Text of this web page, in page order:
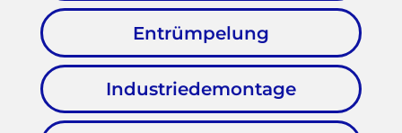
Entrümpelung
Industriedemontage